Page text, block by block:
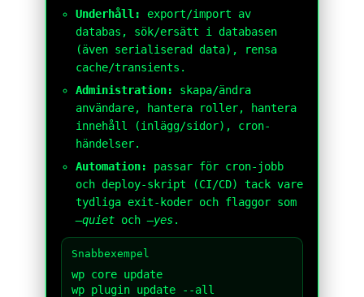
Underhåll:
export/import av
databas, sök/ersätt i databasen
(även serialiserad data), rensa
cache/transients.
Administration:
skapa/ändra
användare, hantera roller, hantera
innehåll (inlägg/sidor), cron-
händelser.
Automation:
passar för cron-jobb
och deploy-skript (CI/CD) tack vare
tydliga exit-koder och flaggor som
–quiet och–yes.
Snabbexempel
wp core update
wp plugin update --all